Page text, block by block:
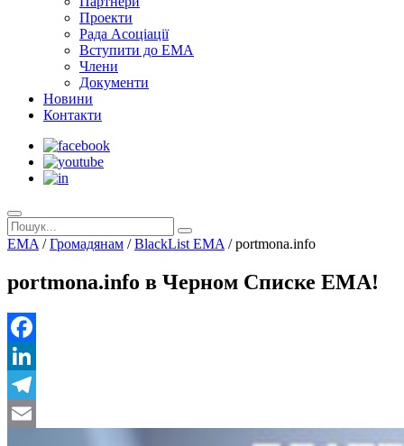
Проекти
Рада Асоціації
Вступити до ЕМА
Члени
Документи
Новини
Контакти
EMA /Громадянам /BlackList EMA /portmona.info
portmona.info в Черном Списке ЕМА!
Facebook
LinkedIn
Telegram